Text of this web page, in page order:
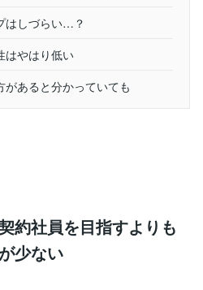
はしづらい…？
やはり低い
あると分かっていても
約社員を目指すよりも
少ない